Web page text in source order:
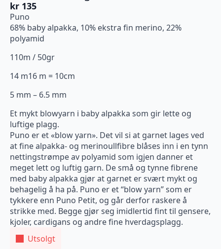
kr 135
Puno
68% baby alpakka, 10% ekstra fin merino, 22%
polyamid
110m / 50gr
14 m16 m = 10cm
5 mm – 6.5 mm
Et mykt blowyarn i baby alpakka som gir lette og
luftige plagg.
Puno er et «blow yarn». Det vil si at garnet lages ved
at fine alpakka- og merinoullfibre blåses inn i en tynn
nettingstrømpe av polyamid som igjen danner et
meget lett og luftig garn. De små og tynne fibrene
med baby alpakka gjør at garnet er svært mykt og
behagelig å ha på. Puno er et “blow yarn” som er
tykkere enn Puno Petit, og går derfor raskere å
strikke med. Begge gjør seg imidlertid fint til gensere,
kjoler, cardigans og andre fine hverdagsplagg.
Utsolgt